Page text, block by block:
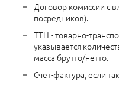
Договор комиссии с
посредников).
ТТН - товарно-
указывается
масса брутто/нетто.
Счет-фактура, если